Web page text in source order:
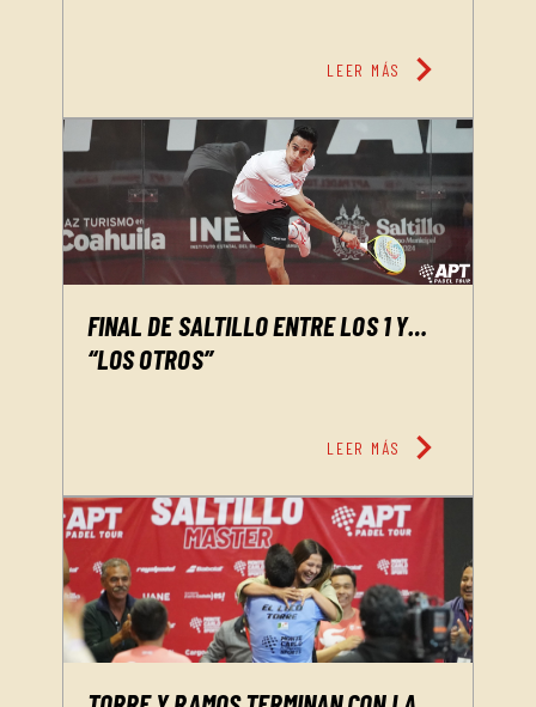
LEER MÁS chevron_right
FINAL DE SALTILLO ENTRE LOS 1 Y…
“LOS OTROS”
LEER MÁS chevron_right